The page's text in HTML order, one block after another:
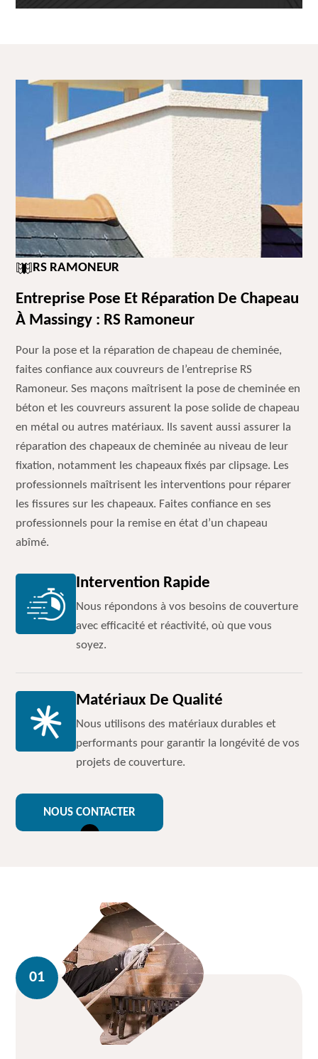
RS RAMONEUR
Entreprise Pose Et Réparation De Chapeau
À Massingy : RS Ramoneur
Pour la pose et la réparation de chapeau de cheminée,
faites confiance aux couvreurs de l’entreprise RS
Ramoneur. Ses maçons maîtrisent la pose de cheminée en
béton et les couvreurs assurent la pose solide de chapeau
en métal ou autres matériaux. Ils savent aussi assurer la
réparation des chapeaux de cheminée au niveau de leur
fixation, notamment les chapeaux fixés par clipsage. Les
professionnels maîtrisent les interventions pour réparer
les fissures sur les chapeaux. Faites confiance en ses
professionnels pour la remise en état d’un chapeau
abîmé.
Intervention Rapide
Nous répondons à vos besoins de couverture
avec efficacité et réactivité, où que vous
soyez.
Matériaux De Qualité
Nous utilisons des matériaux durables et
performants pour garantir la longévité de vos
projets de couverture.
NOUS CONTACTER